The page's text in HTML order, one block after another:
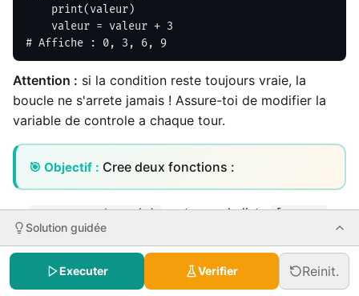
    print(valeur)
    valeur = valeur + 3
# Affiche : 0, 3, 6, 9
Attention : si la condition reste toujours vraie, la
boucle ne s'arrete jamais ! Assure-toi de modifier la
variable de controle a chaque tour.
🎯 Objectif : Cree deux fonctions :
compte_a_rebours(n) : retourne la liste [n, n-1,
..., 1, 0] en utilisant une boucle
compter_jusqu_a(limite, pas) : retourne la liste
[0, pas, 2*pas, ...] sans depasser limite
Solution guidée
Executer Verifier Reinit.